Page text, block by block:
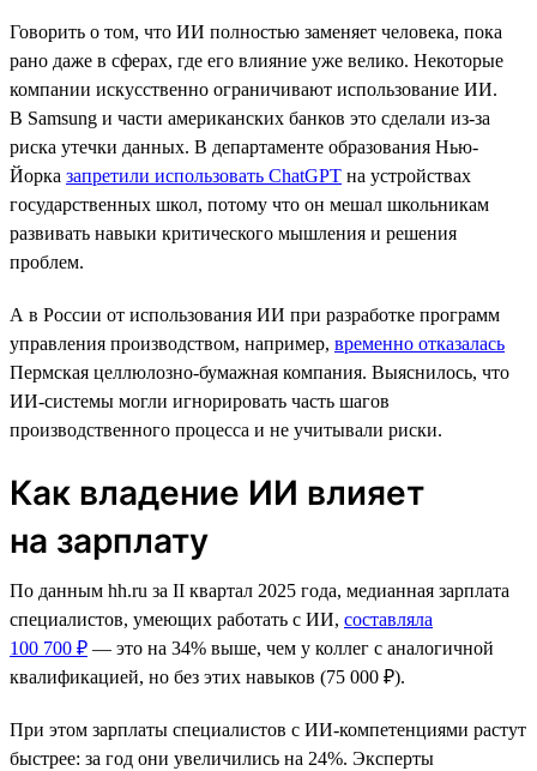
Говорить о том, что ИИ полностью заменяет человека, пока
рано даже в сферах, где его влияние уже велико. Некоторые
компании искусственно ограничивают использование ИИ.
В Samsung и части американских банков это сделали из-за
риска утечки данных. В департаменте образования Нью-
Йорка запретили использовать ChatGPT на устройствах
государственных школ, потому что он мешал школьникам
развивать навыки критического мышления и решения
проблем.
А в России от использования ИИ при разработке программ
управления производством, например, временно отказалась
Пермская целлюлозно-бумажная компания. Выяснилось, что
ИИ-системы могли игнорировать часть шагов
производственного процесса и не учитывали риски.
Как владение ИИ влияет
на зарплату
По данным hh.ru за II квартал 2025 года, медианная зарплата
специалистов, умеющих работать с ИИ, составляла
100 700 ₽ — это на 34% выше, чем у коллег с аналогичной
квалификацией, но без этих навыков (75 000 ₽).
При этом зарплаты специалистов с ИИ-компетенциями растут
быстрее: за год они увеличились на 24%. Эксперты